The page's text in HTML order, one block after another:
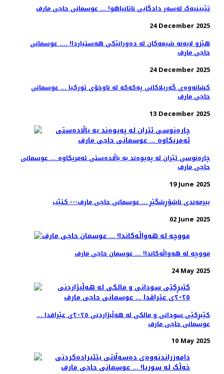
تێبینیەک لەسەر دادگایی ناتانیاهو! ... عوسمانی حاجی مارف
24 December 2025
هێزو لایەنە شیعەکان لە دەورانێکی هەستیاردا! .... عوسمانی
حاجی مارف
24 December 2025
کشانەوەی گەریلاکانی پەکەکە لە ناوخۆی تورکیا ... عوسمانی
حاجی مارف
13 December 2025
چارەنوسی ئێران لە پەیوەند بە باڵادەستی ئەمریکاوە ... عوسمانی
حاجی مارف
19 June 2025
بیرمەندی ناشۆڕشگێڕ ... عوسمانی حاجی مارف--- کتێب
02 June 2025
مووچە لە هەواڵەکاندا! ... عوسمان حاجی مارف
24 May 2025
کێبڕکێی سودانی و مالکی لە هەڵبژاردنی ٢٠٢٥ی عێراقدا ...
عوسمانی حاجی مارف
10 May 2025